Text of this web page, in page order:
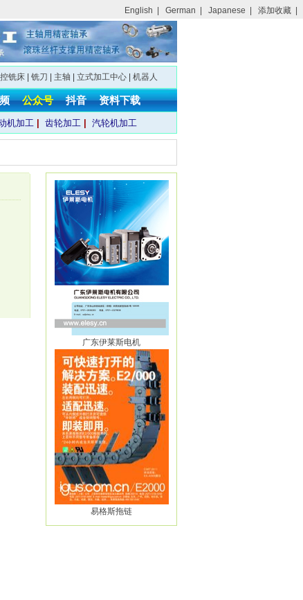
English German Japanese 添加收藏
铣床| 铣刀 主轴 立式加工中心| 机器人
公众号 抖音 资料下载
机加工 齿轮加工 汽轮机加工
广东伊莱斯电机
易格斯拖链